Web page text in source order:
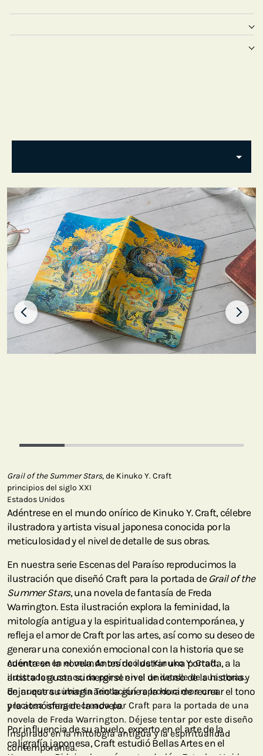
Grail of the Summer Stars, de Kinuko Y. Craft
principios del siglo XXI
Estados Unidos
Adéntrese en el mundo onírico de Kinuko Y. Craft, célebre
ilustradora y artista visual japonesa conocida por la
meticulosidad y el nivel de detalle de sus obras.
En nuestra serie Escenas del Paraíso reproducimos la
ilustración que diseñó Craft para la portada de Grail of the
Summer Stars, una novela de fantasía de Freda
Warrington. Esta ilustración explora la feminidad, la
mitología antigua y la espiritualidad contemporánea, y
refleja el amor de Craft por las artes, así como su deseo de
generar una conexión emocional con la historia que se
cuenta en la novela. Antes de ilustrar una portada, a la
artista le gusta sumergirse en el universo de la historia y
dejar que su imaginario la guíe a la hora de recrear el tono
y la atmósfera de la novela.
Por influencia de su abuelo, experto en el arte de la
caligrafía japonesa, Craft estudió Bellas Artes en el
Adéntrese en el mundo onírico de Kinuko Y. Craft,
ilustradora conocida por el nivel de detalle de sus obras.
En nuestra cubierta Tentación reproducimos una
preciosa imagen creada por Craft para la portada de una
novela de Freda Warrington. Déjese tentar por este diseño
inspirado en la mitología antigua y la espiritualidad
contemporánea.